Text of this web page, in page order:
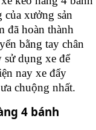
xưởng sản
đã hoàn thành
bằng tay chân
dụng xe để
nay xe đẩy
chuộng nhất.
4 bánh